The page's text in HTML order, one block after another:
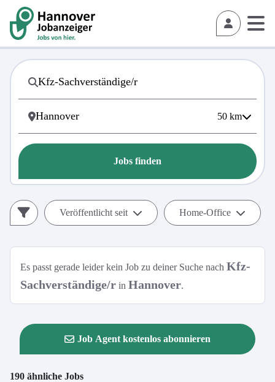
50 km
Jobs finden
Veröffentlicht seit Home-Office
Es passt gerade leider kein Job zu deiner Suche nach Kfz-
Sachverständige/r in Hannover.
Job Agent kostenlos abonnieren
190 ähnliche Jobs